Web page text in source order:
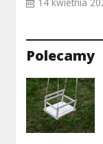
14 kwietnia
Polecamy